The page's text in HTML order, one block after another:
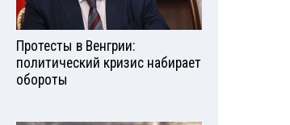
Протесты в Венгрии:
политический кризис набирает
обороты